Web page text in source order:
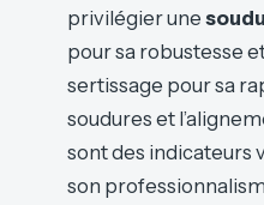
privilégier une
pour sa robustesse
sertissage pour sa
soudures et
sont des indicateurs
son